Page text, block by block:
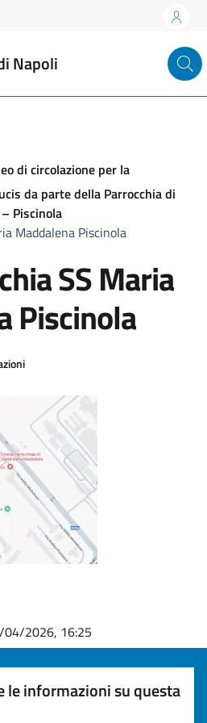
Napoli
di circolazione per la
da parte della Parrocchia di
Piscinola
Maddalena Piscinola
SS Maria
Piscinola
2026, 16:25
le informazioni su questa